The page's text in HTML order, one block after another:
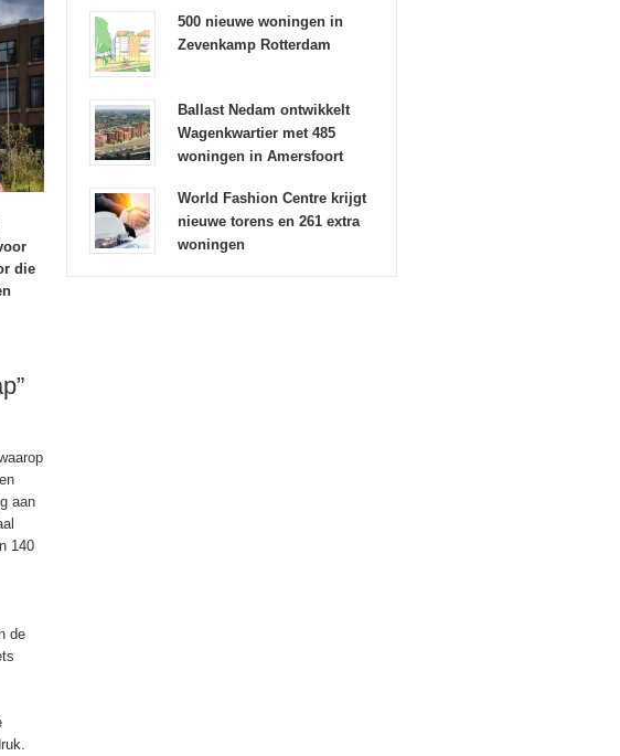
die
aan
140
de
500 nieuwe woningen in
Zevenkamp Rotterdam
Ballast Nedam ontwikkelt
Wagenkwartier met 485
woningen in Amersfoort
World Fashion Centre krijgt
nieuwe torens en 261 extra
woningen